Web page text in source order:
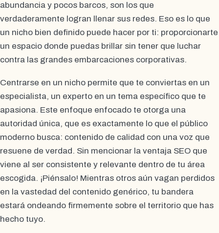
abundancia y pocos barcos, son los que
verdaderamente logran llenar sus redes. Eso es lo que
un nicho bien definido puede hacer por ti: proporcionarte
un espacio donde puedas brillar sin tener que luchar
contra las grandes embarcaciones corporativas.
Centrarse en un nicho permite que te conviertas en un
especialista, un experto en un tema específico que te
apasiona. Este enfoque enfocado te otorga una
autoridad única, que es exactamente lo que el público
moderno busca: contenido de calidad con una voz que
resuene de verdad. Sin mencionar la ventaja SEO que
viene al ser consistente y relevante dentro de tu área
escogida. ¡Piénsalo! Mientras otros aún vagan perdidos
en la vastedad del contenido genérico, tu bandera
estará ondeando firmemente sobre el territorio que has
hecho tuyo.